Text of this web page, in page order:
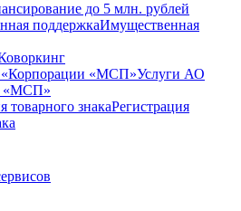
до 5 млн. рублей
Имущественная
Услуги АО
«МСП»
Регистрация